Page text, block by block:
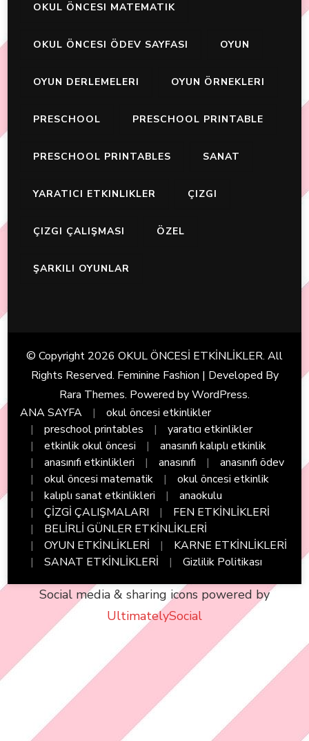
OKUL ÖNCESI MATEMATIK
OKUL ÖNCESI ÖDEV SAYFASI OYUN
OYUN DERLEMELERI OYUN ÖRNEKLERI
PRESCHOOL PRESCHOOL PRINTABLE
PRESCHOOL PRINTABLES SANAT
YARATICI ETKINLIKLER ÇIZGI
ÇIZGI ÇALIŞMASI ÖZEL
ŞARKILI OYUNLAR
© Copyright 2026 OKUL ÖNCESİ ETKİNLİKLER. All
Rights Reserved. Feminine Fashion | Developed By
Rara Themes. Powered byWordPress.
ANA SAYFA
okul öncesi etkinlikler
preschool printables
yaratıcı etkinlikler
etkinlik okul öncesi
anasınıfı kalıplı etkinlik
anasınıfı etkinlikleri
anasınıfı
anasınıfı ödev
okul öncesi matematik
okul öncesi etkinlik
kalıplı sanat etkinlikleri
anaokulu
ÇİZGİ ÇALIŞMALARI
FEN ETKİNLİKLERİ
BELİRLİ GÜNLER ETKİNLİKLERİ
OYUN ETKİNLİKLERİ
KARNE ETKİNLİKLERİ
SANAT ETKİNLİKLERİ
Gizlilik Politikası
Social media & sharing icons powered by
UltimatelySocial